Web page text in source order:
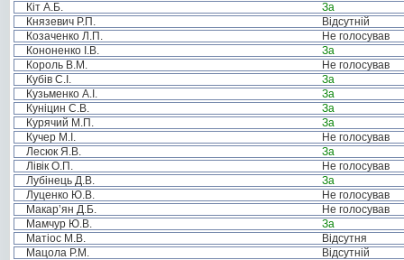
Кіт А.Б.
За
Князевич Р.П.
Відсутній
Козаченко Л.П.
Не голосував
Кононенко І.В.
За
Король В.М.
Не голосував
Кубів С.І.
За
Кузьменко А.І.
За
Куніцин С.В.
За
Курячий М.П.
За
Кучер М.І.
Не голосував
Лесюк Я.В.
За
Лівік О.П.
Не голосував
Лубінець Д.В.
За
Луценко Ю.В.
Не голосував
Макар’ян Д.Б.
Не голосував
Мамчур Ю.В.
За
Матіос М.В.
Відсутня
Мацола Р.М.
Відсутній